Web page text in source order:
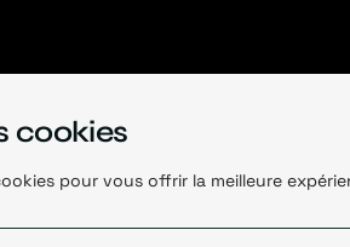
cookies
pour vous offrir la meilleure